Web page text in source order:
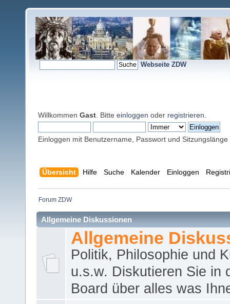
Webseite ZDW
Willkommen Gast . Bitte einloggen oder registrieren
Einloggen mit Benutzername, Passwort und Sitzungslänge
Übersicht Hilfe Suche Kalender Einloggen
Forum ZDW
Allgemeine Diskussionen
Allgemeine
Politik, Philosophie und
u.s.w. Diskutieren Sie in
Board über alles was